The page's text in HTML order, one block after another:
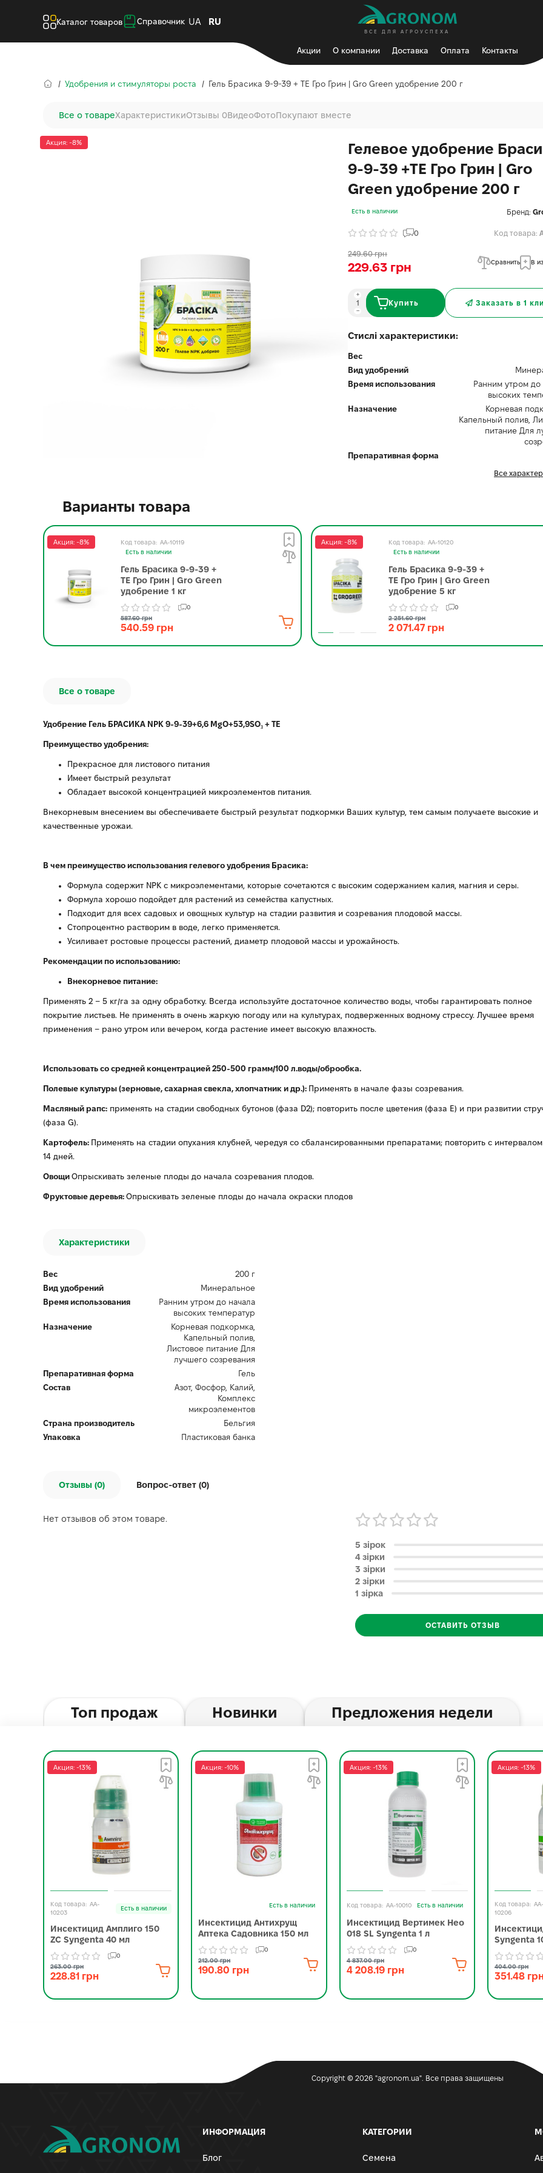
Каталог товаров Справочник UA RU
ВСЕ ДЛЯ АГРОУСПЕХА
Акции О компании Доставка Оплата Контакты
Удобрения и стимуляторы роста Гель Брасика 9-9-39 + ТЕ Гро Грин | Gro Green удобрение 200 г
Все о товареХарактеристикиОтзывы 0ВидеоФотоПокупают вместе
Акция: -8%
Гелевое удобрение
9-9-39 +ТЕ Гро Грин | Gro
Green удобрение 200 г
Есть в наличии Бренд:
0 Код товара:
249.60 грн
229.63 грн Сравнить В
Купить Заказать в 1
Стислі характеристики:
Вес
Вид удобрений
Время использования
Ранним утром до
высоких
Назначение
Корневая
Капельный полив,
питание Для
Препаративная форма
Все
Варианты товара
Акция: -8%
AA-10119
Есть в наличии
Гель Брасика 9-9-39 +
ТЕ Гро Грин | Gro Green
удобрение 1 кг
0
587.60 грн
540.59 грн
Акция: -8%
AA-10120
Есть в наличии
Гель Брасика 9-9-39 +
ТЕ Гро Грин | Gro Green
удобрение 5 кг
0
2 251.60 грн
2 071.47 грн
Все о товаре
Удобрение Гель БРАСИКА NPK 9-9-39+6,6 MgO+53,9SO₃ + TE
Преимущество удобрения:
Прекрасное для листового питания
Имеет быстрый результат
Обладает высокой концентрацией микроэлементов питания.
Внекорневым внесением вы обеспечиваете быстрый результат подкормки Ваших культур, тем самым получаете высокие и
качественные урожаи.
В чем преимущество использования гелевого удобрения Брасика:
Формула содержит NPK с микроэлементами, которые сочетаются с высоким содержанием калия, магния и серы.
Формула хорошо подойдет для растений из семейства капустных.
Подходит для всех садовых и овощных культур на стадии развития и созревания плодовой массы.
Стопроцентно растворим в воде, легко применяется.
Усиливает ростовые процессы растений, диаметр плодовой массы и урожайность.
Рекомендации по использованию:
Внекорневое питание:
Применять 2 – 5 кг/га за одну обработку. Всегда используйте достаточное количество воды, чтобы гарантировать полное
покрытие листьев. Не применять в очень жаркую погоду или на культурах, подверженных водному стрессу. Лучшее время
применения – рано утром или вечером, когда растение имеет высокую влажность.
Использовать со средней концентрацией 250-500 грамм/100 л.воды/оброобка.
Полевые культуры (зерновые, сахарная свекла, хлопчатник и др.): Применять в начале фазы созревания.
Масляный рапс: применять на стадии свободных бутонов (фаза D2); повторить после цветения (фаза Е) и при развитии
(фаза G).
Картофель: Применять на стадии опухания клубней, чередуя со сбалансированными препаратами; повторить с интервалом
14 дней.
Овощи Опрыскивать зеленые плоды до начала созревания плодов.
Фруктовые деревья: Опрыскивать зеленые плоды до начала окраски плодов
Характеристики
Вес
200 г
Вид удобрений
Минеральное
Время использования
Ранним утром до начала
высоких температур
Назначение
Корневая подкормка,
Капельный полив,
Листовое питание Для
лучшего созревания
Препаративная форма
Гель
Состав
Азот, Фосфор, Калий,
Комплекс
микроэлементов
Страна производитель
Бельгия
Упаковка
Пластиковая банка
Отзывы (0) Вопрос-ответ (0)
Нет отзывов об этом товаре.
5 зірок
4 зірки
3 зірки
2 зірки
1 зірка
ОСТАВИТЬ ОТЗЫВ
Топ продаж Новинки Предложения недели
Акция: -13%
AA-
10203
Есть в наличии
Инсектицид Амплиго 150
ZC Syngenta 40 мл
0
263.00 грн
228.81 грн
Акция: -10%
Есть в наличии
Инсектицид Антихрущ
Аптека Садовника 150 мл
0
212.00 грн
190.80 грн
Акция: -13%
AA-10010 Есть в наличии
Инсектицид Вертимек Нео
018 SL Syngenta 1 л
0
4 837.00 грн
4 208.19 грн
Акция: -13%
AA-
10206
Syngenta
404.00 грн
351.48
Copyright © 2026 "agronom.ua". Все права защищены
ИНФОРМАЦИЯ
Блог
КАТЕГОРИИ
Семена